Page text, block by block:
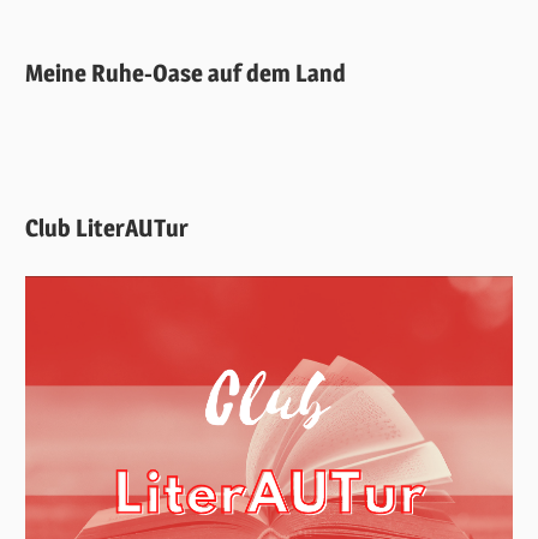
Meine Ruhe-Oase auf dem Land
Club LiterAUTur